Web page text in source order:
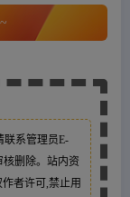
联系管理员E-
删除。站内资
者许可,禁止用